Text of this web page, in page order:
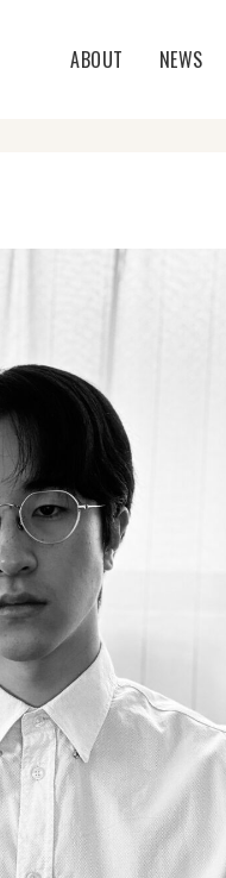
ABOUT NEWS